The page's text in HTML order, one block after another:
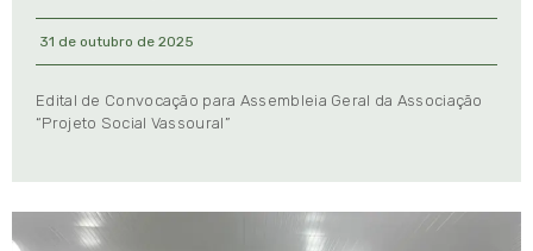
31 de outubro de 2025
Edital de Convocação para Assembleia Geral da Associação
“Projeto Social Vassoural”